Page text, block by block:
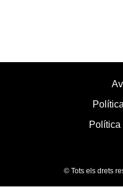
Política
© Tots els drets